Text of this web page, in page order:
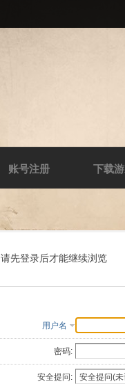
账号注册 下载
请先登录后才能继续浏览
用户名
密码:
安全提问: